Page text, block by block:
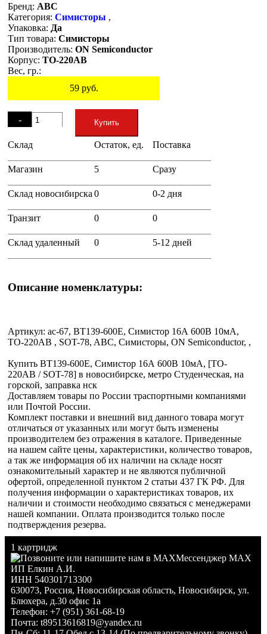
Бренд: ABC
Категория: Симисторы ,
Упаковка: Да
Тип товара: Симисторы
Производитель: ON Semiconductor
Корпус: TO-220AB
Вес, гр.:
59руб.
-
+
Купить
Склад Остаток, ед. Поставка
Магазин 5 Сразу
Склад новосибирска 0 0-2 дня
Транзит 0 0
Склад удаленный 0 5-12 дней
Описание номенклатуры:
Артикул: ac-67, BT139-600E, Симистор 16А 600В 10мА,
TO-220AB , SOT-78, ABC, Симисторы, ON Semiconductor, ,
Купить BT139-600E, Симистор 16А 600В 10мА, [TO-
220AB / SOT-78] в новосибирске, метро Студенческая, на
горской, заправка нск
Доставляем товары по России траспортными компаниями
или Почтой России.
Комплект поставки и внешний вид данного товара могут
отличаться от указанных или могут быть изменены
производителем без отражения в каталоге. Приведенные
на нашем сайте цены, характеристики, количество товаров,
а так же информация об их наличии на складе носят
ознакомительный характер и не являются публичной
офертой, определенной пунктом 2 статьи 437 ГК РФ. Для
получения информации о характеристиках товаров, их
наличии и стоимости необходимо связаться с менеджерами
нашей компании. Оплата производится только после
подтверждения резерва.
1 картридж
Мессенджер MAX
ИП Елкин А.И.
ИНН 540301713300
630073, Россия, Новосибирская область, Новосибирск, ул.
Блюхера, д.30 офис 1а
Телефон: +7 (951) 361-68-19
Почта: t89513616819@yandex.ru